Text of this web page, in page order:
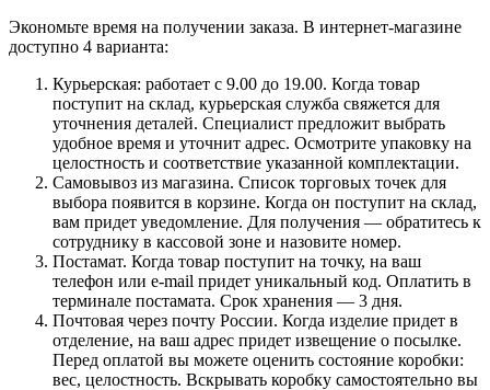
Экономьте время на получении заказа. В интернет-магазине
доступно 4 варианта:
Курьерская: работает с 9.00 до 19.00. Когда товар
поступит на склад, курьерская служба свяжется для
уточнения деталей. Специалист предложит выбрать
удобное время и уточнит адрес. Осмотрите упаковку на
целостность и соответствие указанной комплектации.
Самовывоз из магазина. Список торговых точек для
выбора появится в корзине. Когда он поступит на склад,
вам придет уведомление. Для получения — обратитесь к
сотруднику в кассовой зоне и назовите номер.
Постамат. Когда товар поступит на точку, на ваш
телефон или e-mail придет уникальный код. Оплатить в
терминале постамата. Срок хранения — 3 дня.
Почтовая через почту России. Когда изделие придет в
отделение, на ваш адрес придет извещение о посылке.
Перед оплатой вы можете оценить состояние коробки:
вес, целостность. Вскрывать коробку самостоятельно вы